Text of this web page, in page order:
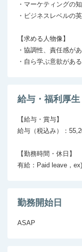
・マーケティングの
・ビジネスレベルの
【求める人物像】
・協調性、責任感が
・自ら学ぶ意欲があ
給与・福利厚
【給与・賞与】
給与（税込み）：
【勤務時間・休日】
勤務開始日
ASAP